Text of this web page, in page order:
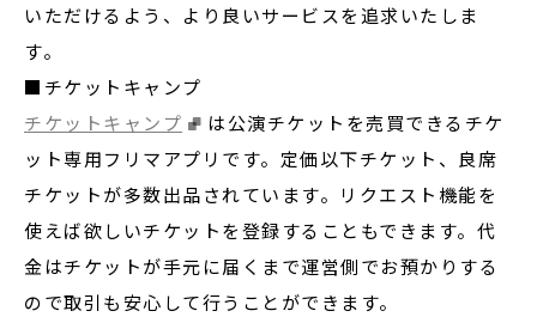
いただけるよう、より良いサービスを追求いたしま
す。
■チケットキャンプ
チケットキャンプ
は公演チケットを売買できるチケ
ット専用フリマアプリです。定価以下チケット、良席
チケットが多数出品されています。リクエスト機能を
使えば欲しいチケットを登録することもできます。代
金はチケットが手元に届くまで運営側でお預かりする
ので取引も安心して行うことができます。